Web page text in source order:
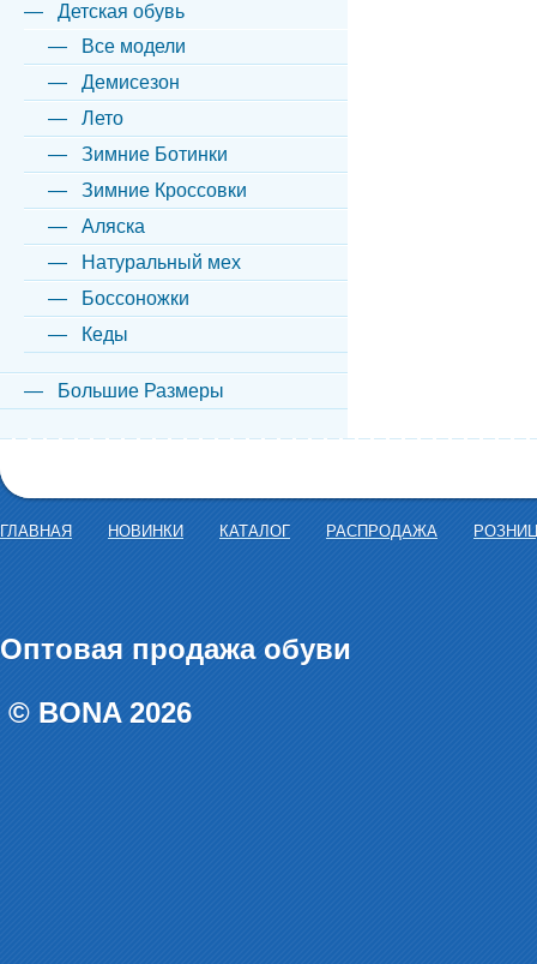
Детская обувь
Все модели
Демисезон
Лето
Зимние Ботинки
Зимние Кроссовки
Аляска
Натуральный мех
Боссоножки
Кеды
Большие Размеры
ГЛАВНАЯ НОВИНКИ КАТАЛОГ РАСПРОДАЖА
Оптовая продажа обуви
© BONA 2026